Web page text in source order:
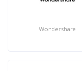
Wondershare